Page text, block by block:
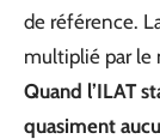
de référence.
multiplié par le
Quand l’ILAT
quasiment